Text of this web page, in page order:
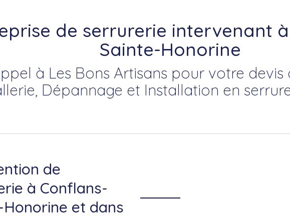
de serrurerie intervenant
Sainte-Honorine
à Les Bons Artisans pour votre devis
Dépannage et Installation en
de
à Conflans-
Honorine et dans